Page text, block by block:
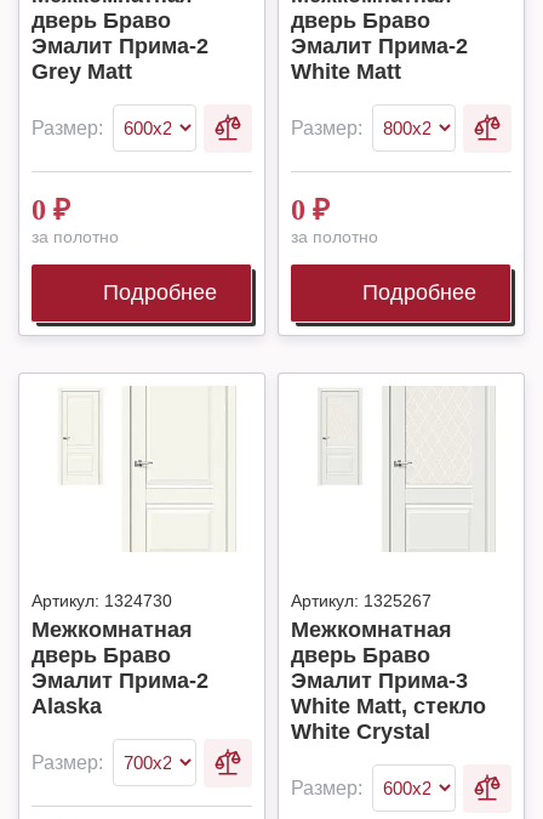
дверь Браво
Эмалит Прима-2
Grey Matt
Размер:
0 ₽
за полотно
Подробнее
дверь Браво
Эмалит Прима-2
White Matt
Размер:
0 ₽
за полотно
Подробнее
Артикул: 1324730
Межкомнатная
дверь Браво
Эмалит Прима-2
Alaska
Размер:
Артикул: 1325267
Межкомнатная
дверь Браво
Эмалит Прима-3
White Matt, стекло
White Сrystal
Размер: